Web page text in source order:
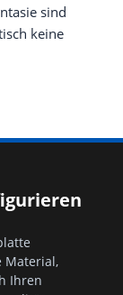
sind
kei­ne
Material,
Ihren